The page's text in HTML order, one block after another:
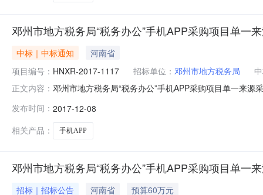
邓州市地方税务局“税务办公”手机APP采购项目单一
中标｜中标通知
河南省
项目编号： HNXR-2017-1117 招标单位： 邓州市地方税务局
正文内容： 邓州市地方税务局“税务办公”手机APP采购项目单一来
托，就邓州市地方税务局“税务办公”手机APP采购项目
公”手机APP采购
发布时间： 2017-12-08
相关产品：
手机APP
邓州市地方税务局“税务办公”手机APP采购项目单一
招标｜招标公告 河南省
预算60万元